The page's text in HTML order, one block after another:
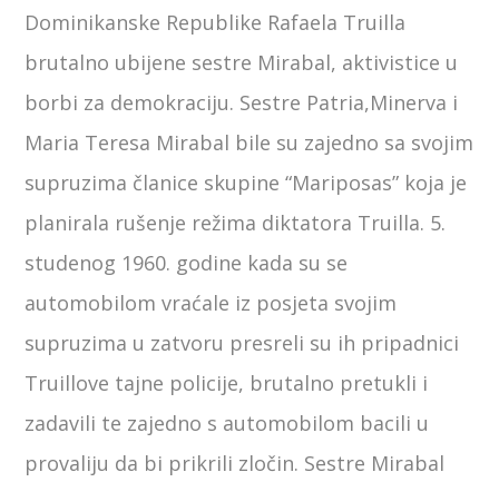
Dominikanske Republike Rafaela Truilla
brutalno ubijene sestre Mirabal, aktivistice u
borbi za demokraciju. Sestre Patria,Minerva i
Maria Teresa Mirabal bile su zajedno sa svojim
supruzima članice skupine “Mariposas” koja je
planirala rušenje režima diktatora Truilla. 5.
studenog 1960. godine kada su se
automobilom vraćale iz posjeta svojim
supruzima u zatvoru presreli su ih pripadnici
Truillove tajne policije, brutalno pretukli i
zadavili te zajedno s automobilom bacili u
provaliju da bi prikrili zločin. Sestre Mirabal